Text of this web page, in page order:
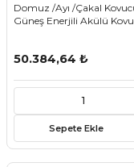
Domuz /Ayı /Çakal
Güneş Enerjili Akülü
50.384,64 ₺
Sepete Ekle